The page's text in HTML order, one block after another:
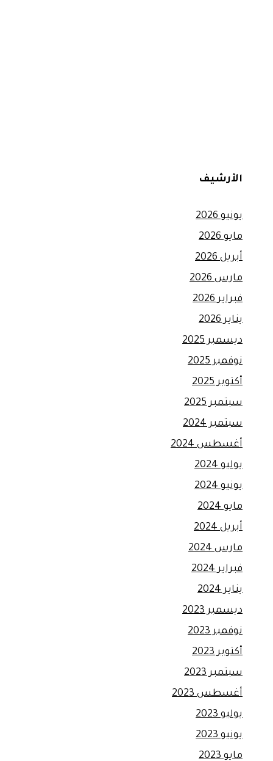
الأرشيف
يونيو 2026
مايو 2026
أبريل 2026
مارس 2026
فبراير 2026
يناير 2026
ديسمبر 2025
نوفمبر 2025
أكتوبر 2025
سبتمبر 2025
سبتمبر 2024
أغسطس 2024
يوليو 2024
يونيو 2024
مايو 2024
أبريل 2024
مارس 2024
فبراير 2024
يناير 2024
ديسمبر 2023
نوفمبر 2023
أكتوبر 2023
سبتمبر 2023
أغسطس 2023
يوليو 2023
يونيو 2023
مايو 2023